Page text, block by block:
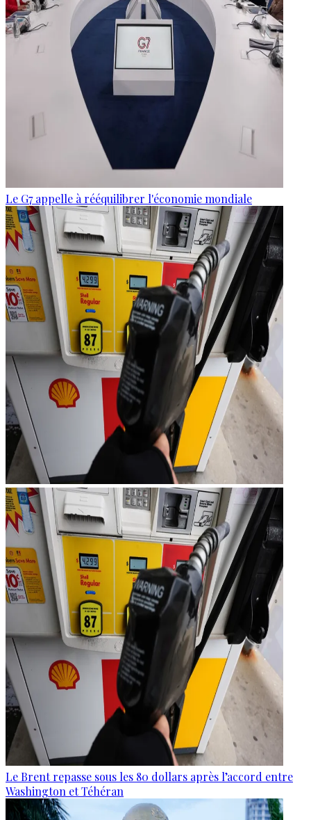
Le G7 appelle à rééquilibrer l'économie mondiale
Le Brent repasse sous les 80 dollars après l’accord entre
Washington et Téhéran